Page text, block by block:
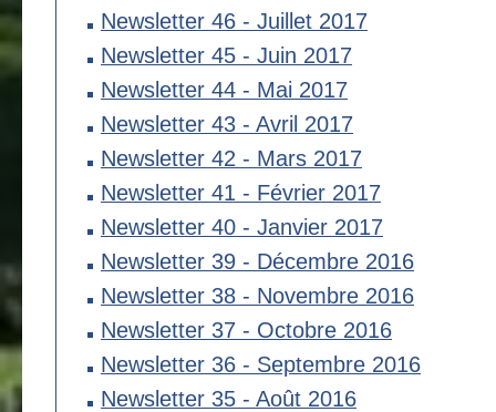
Newsletter 46 - Juillet 2017
Newsletter 45 - Juin 2017
Newsletter 44 - Mai 2017
Newsletter 43 - Avril 2017
Newsletter 42 - Mars 2017
Newsletter 41 - Février 2017
Newsletter 40 - Janvier 2017
Newsletter 39 - Décembre 2016
Newsletter 38 - Novembre 2016
Newsletter 37 - Octobre 2016
Newsletter 36 - Septembre 2016
Newsletter 35 - Août 2016